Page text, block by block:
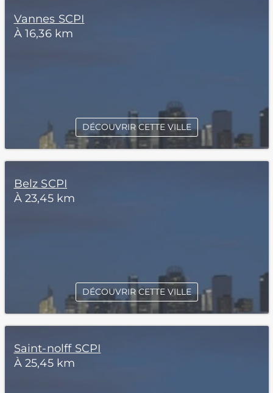
Vannes SCPI
À 16,36 km
DÉCOUVRIR CETTE VILLE
Belz SCPI
À 23,45 km
DÉCOUVRIR CETTE VILLE
Saint-nolff SCPI
À 25,45 km